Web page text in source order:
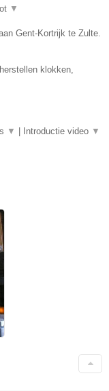
▼
Gent-Kortrijk te Zulte.
klokken,
▼ Introductie video ▼